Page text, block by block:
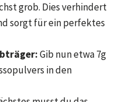
grob. Dies verhindert
sorgt für ein perfektes
Gib nun etwa 7g
in den